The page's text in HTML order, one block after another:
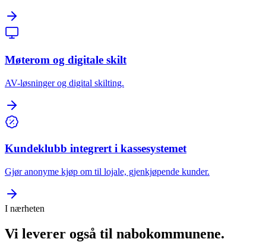
Møterom og digitale skilt
AV-løsninger og digital skilting.
Kundeklubb integrert i kassesystemet
Gjør anonyme kjøp om til lojale, gjenkjøpende kunder.
I nærheten
Vi leverer også til nabokommunene.